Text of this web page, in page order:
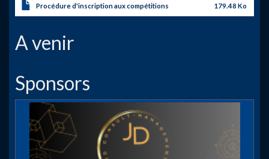
Procédure d'inscription aux compétitions 179.48 Ko
A venir
Sponsors